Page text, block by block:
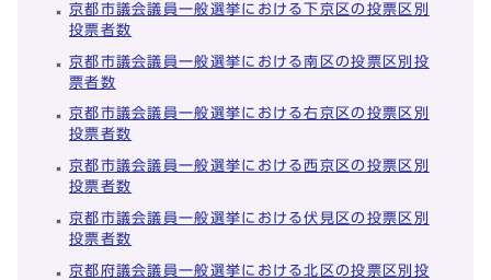
京都市議会議員一般選挙における下京区の投票区別
投票者数
京都市議会議員一般選挙における南区の投票区別投
票者数
京都市議会議員一般選挙における右京区の投票区別
投票者数
京都市議会議員一般選挙における西京区の投票区別
投票者数
京都市議会議員一般選挙における伏見区の投票区別
投票者数
京都府議会議員一般選挙における北区の投票区別投